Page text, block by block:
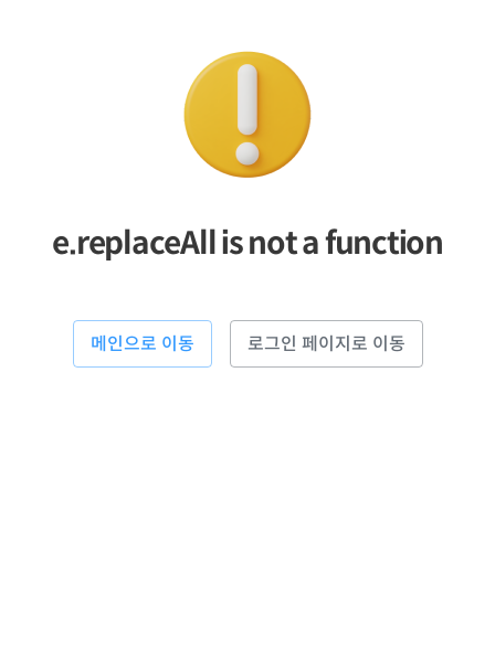
e.replaceAll is not a function
메인으로 이동 로그인 페이지로 이동